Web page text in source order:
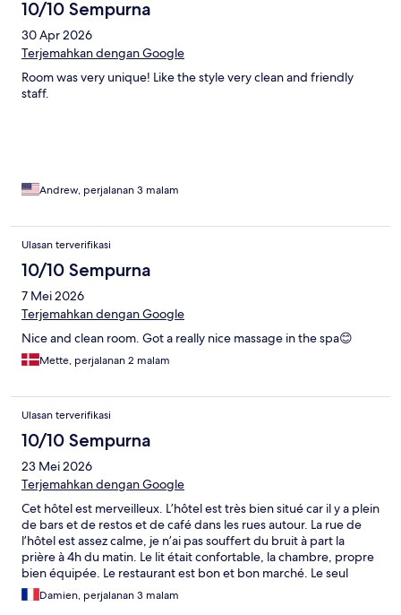
10/10 Sempurna
30 Apr 2026
Terjemahkan dengan Google
Room was very unique! Like the style very clean and friendly
staff.
Andrew, perjalanan 3 malam
Ulasan terverifikasi
10/10 Sempurna
7 Mei 2026
Terjemahkan dengan Google
Nice and clean room. Got a really nice massage in the spa😊
Mette, perjalanan 2 malam
Ulasan terverifikasi
10/10 Sempurna
23 Mei 2026
Terjemahkan dengan Google
Cet hôtel est merveilleux. L’hôtel est très bien situé car il y a plein
de bars et de restos et de café dans les rues autour. La rue de
l’hôtel est assez calme, je n’ai pas souffert du bruit à part la
prière à 4h du matin. Le lit était confortable, la chambre, propre
bien équipée. Le restaurant est bon et bon marché. Le seul
point négatif était le wi-fi qui ne fonctionnait pas très bien dans
la chambre
Damien, perjalanan 3 malam